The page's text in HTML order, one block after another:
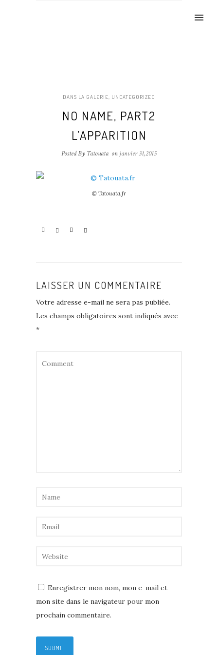
DANS LA GALERIE, UNCATEGORIZED
NO NAME, PART2
L’APPARITION
Posted By Tatouata on janvier 31,2015
© Tatouata.fr
LAISSER UN COMMENTAIRE
Votre adresse e-mail ne sera pas publiée.
Les champs obligatoires sont indiqués avec
*
Enregistrer mon nom, mon e-mail et
mon site dans le navigateur pour mon
prochain commentaire.